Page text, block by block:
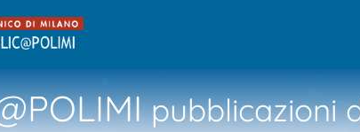
pubblicazioni